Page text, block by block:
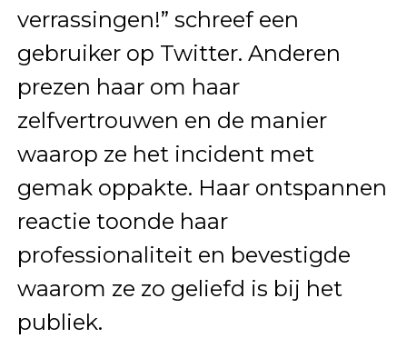
verrassingen!” schreef een
gebruiker op Twitter. Anderen
prezen haar om haar
zelfvertrouwen en de manier
waarop ze het incident met
gemak oppakte. Haar ontspannen
reactie toonde haar
professionaliteit en bevestigde
waarom ze zo geliefd is bij het
publiek.